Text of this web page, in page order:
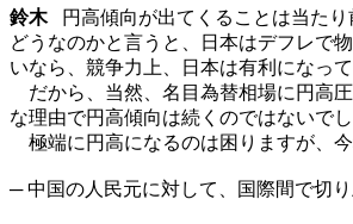
鈴木円高傾向が出てくることは当たり
どうなのかと言うと、日本はデフレで
いなら、競争力上、日本は有利になっ
だから、当然、名目為替相場に円高
な理由で円高傾向は続くのではないでし
極端に円高になるのは困りますが、
─ 中国の人民元に対して、国際間で切